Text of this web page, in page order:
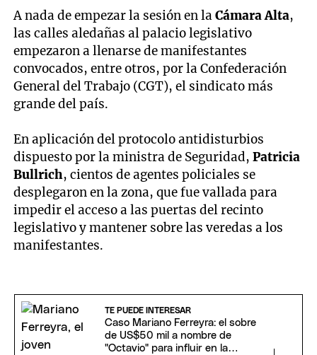
A nada de empezar la sesión en laCámara Alta,
las calles aledañas al palacio legislativo
empezaron a llenarse de manifestantes
convocados, entre otros, por la Confederación
General del Trabajo (CGT), el sindicato más
grande del país.
En aplicación del protocolo antidisturbios
dispuesto por la ministra de Seguridad,Patricia
Bullrich, cientos de agentes policiales se
desplegaron en la zona, que fue vallada para
impedir el acceso a las puertas del recinto
legislativo y mantener sobre las veredas a los
manifestantes.
TE PUEDE INTERESAR
Caso Mariano Ferreyra: el sobre
de US$50 mil a nombre de
"Octavio" para influir en la